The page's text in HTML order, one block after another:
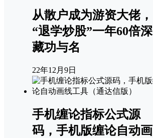
从散户成为游资大佬，
“退学炒股”一年60倍深
藏功与名
22年12月9日
手机缠论指标公式源
码，手机版缠论自动画